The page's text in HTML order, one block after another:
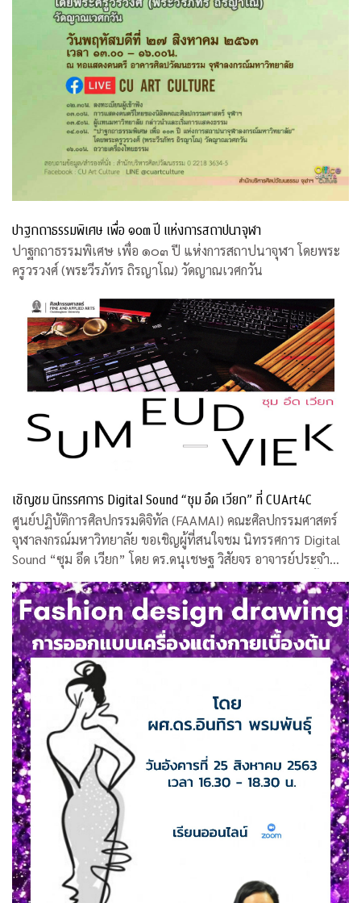
ปาฐกถาธรรมพิเศษ เพื่อ ๑๐๓ ปี แห่งการสถาปนาจุฬา
ปาฐกถาธรรมพิเศษ เพื่อ ๑๐๓ ปี แห่งการสถาปนาจุฬา โดยพระ
ครูวรวงศ์ (พระวีรภัทร ถิรญาโณ) วัดญาณเวศกวัน
เชิญชม นิทรรศการ Digital Sound “ซุม อึด เวียก” ที่ CUArt4C
ศูนย์ปฏิบัติการศิลปกรรมดิจิทัล (FAAMAI) คณะศิลปกรรมศาสตร์
จุฬาลงกรณ์มหาวิทยาลัย ขอเชิญผู้ที่สนใจชม นิทรรศการ Digital
Sound “ซุม อึด เวียก” โดย ดร.ดนุเชษฐ วิสัยจร อาจารย์ประจำ
คณะศิลปกรรมศาสตร์ จุฬาฯ และคุณวรงค์ บุญอารีย์ ศิลปินพื้น
บ้าน ระหว่างวันที่ 12 -16